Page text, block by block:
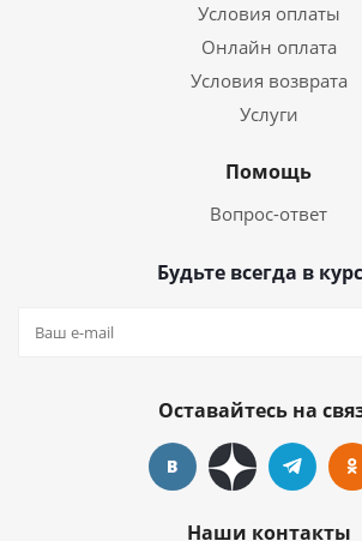
Условия оплаты
Онлайн оплата
Условия возврата
Услуги
Помощь
Вопрос-ответ
Будьте всегда в
Оставайтесь на
Наши контакты